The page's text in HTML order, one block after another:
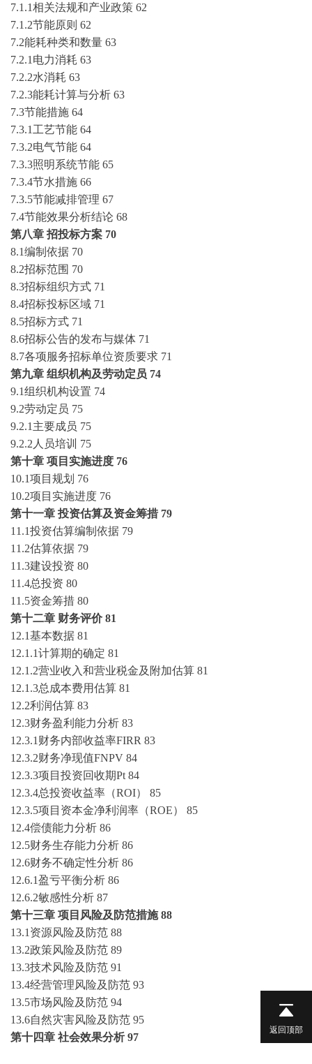
7.1.1相关法规和产业政策 62
7.1.2节能原则 62
7.2能耗种类和数量 63
7.2.1电力消耗 63
7.2.2水消耗 63
7.2.3能耗计算与分析 63
7.3节能措施 64
7.3.1工艺节能 64
7.3.2电气节能 64
7.3.3照明系统节能 65
7.3.4节水措施 66
7.3.5节能减排管理 67
7.4节能效果分析结论 68
第八章 招投标方案 70
8.1编制依据 70
8.2招标范围 70
8.3招标组织方式 71
8.4招标投标区域 71
8.5招标方式 71
8.6招标公告的发布与媒体 71
8.7各项服务招标单位资质要求 71
第九章 组织机构及劳动定员 74
9.1组织机构设置 74
9.2劳动定员 75
9.2.1主要成员 75
9.2.2人员培训 75
第十章 项目实施进度 76
10.1项目规划 76
10.2项目实施进度 76
第十一章 投资估算及资金筹措 79
11.1投资估算编制依据 79
11.2估算依据 79
11.3建设投资 80
11.4总投资 80
11.5资金筹措 80
第十二章 财务评价 81
12.1基本数据 81
12.1.1计算期的确定 81
12.1.2营业收入和营业税金及附加估算 81
12.1.3总成本费用估算 81
12.2利润估算 83
12.3财务盈利能力分析 83
12.3.1财务内部收益率FIRR 83
12.3.2财务净现值FNPV 84
12.3.3项目投资回收期Pt 84
12.3.4总投资收益率（ROI）
85
12.3.5项目资本金净利润率（ROE）
85
12.4偿债能力分析 86
12.5财务生存能力分析 86
12.6财务不确定性分析 86
12.6.1盈亏平衡分析 86
12.6.2敏感性分析 87
第十三章 项目风险及防范措施 88
13.1资源风险及防范 88
13.2政策风险及防范 89
13.3技术风险及防范 91
13.4经营管理风险及防范 93
13.5市场风险及防范 94
13.6自然灾害风险及防范 95
第十四章 社会效果分析 97
返回顶部